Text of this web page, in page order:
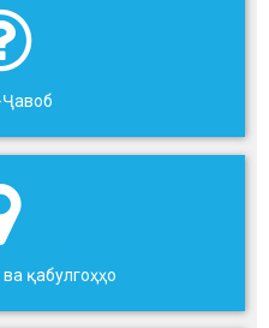
қабулгоҳҳо